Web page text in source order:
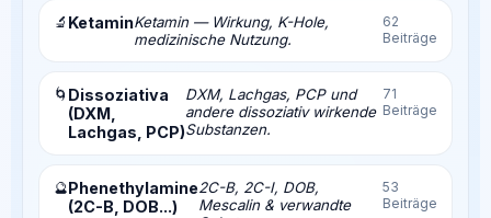
🔬 KetaminKetamin — Wirkung, K-Hole,
medizinische Nutzung.
62
Beiträge
🌀 Dissoziativa
(DXM,
Lachgas, PCP)
DXM, Lachgas, PCP und
andere dissoziativ wirkende
Substanzen.
71
Beiträge
🔮Phenethylamine
(2C-B, DOB...)
2C-B, 2C-I, DOB,
Mescalin & verwandte
53
Beiträge